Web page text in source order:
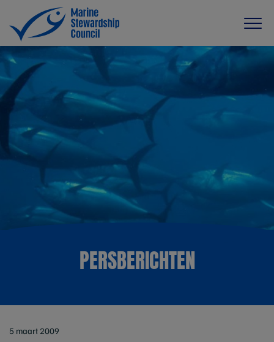
PERSBERICHTEN
5 maart 2009